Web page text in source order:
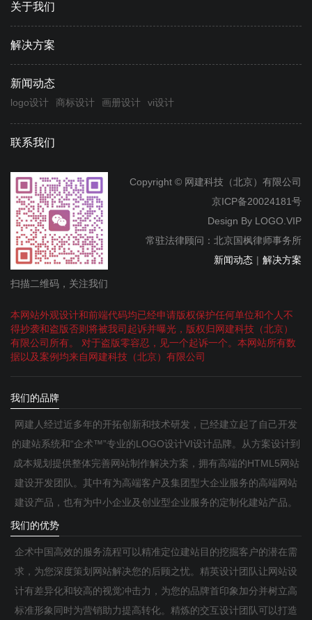
关于我们
解决方案
新闻动态
logo设计 商标设计 画册设计 vi设计
联系我们
扫描二维码，关注我们
Copyright © 网建科技（北京）有限公司
京ICP备20024181号
Design By LOGO.VIP
常驻法律顾问：北京国枫律师事务所
新闻动态 | 解决方案
本网站外观设计和前端代码均已经申请版权保护任何单位和个人不
得抄袭和盗版否则将被我司起诉并曝光，版权归网建科技（北京）
有限公司所有。 对于盗版零容忍，见一个起诉一个。本网站所有数
据以及案例均来自网建科技（北京）有限公司
我们的品牌
网建人经过近多年的开拓创新和技术研发，已经建立起了自己开发
的建站系统和“企术™”专业的LOGO设计VI设计品牌。从方案设计到
成本规划提供整体完善网站制作解决方案，拥有高端的HTML5网站
建设开发团队。其中有为高端客户及集团型大企业服务的高端网站
建设产品，也有为中小企业及创业型企业服务的定制化建站产品。
我们的优势
企术中国高效的服务流程可以精准定位建站目的挖掘客户的潜在需
求，为您深度策划网站解决您的后顾之忧。精英设计团队让网站设
计有差异化和较高的视觉冲击力，为您的品牌首印象加分并树立高
标准形象同时为营销助力提高转化。精炼的交互设计团队可以打造